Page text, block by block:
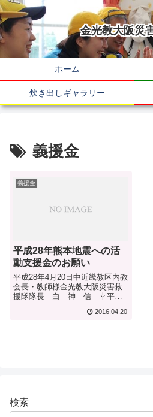
金光教大阪災
ホーム
炊き出しギャラリー
義援金
義援金
平成28年熊本地震への活
動支援金のお願い
平成28年4月20日中近畿教区内教
会長・教師様金光教大阪災害救
援隊隊長 白 神 信 幸平成
お願い日々のご奉務まことに有
2016.04.20
検索